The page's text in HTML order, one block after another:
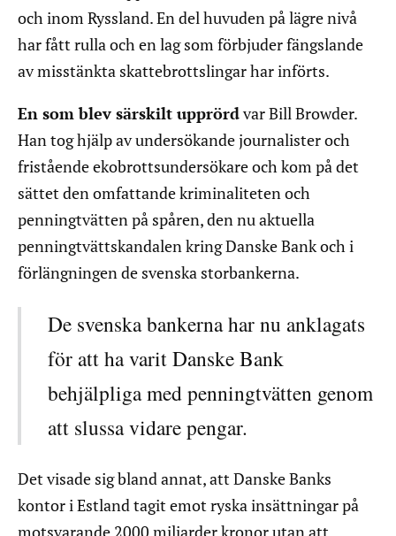
och inom Ryssland. En del huvuden på lägre nivå
har fått rulla och en lag som förbjuder fängslande
av misstänkta skattebrottslingar har införts.
En som blev särskilt upprördvar Bill Browder.
Han tog hjälp av undersökande journalister och
fristående ekobrottsundersökare och kom på det
sättet den omfattande kriminaliteten och
penningtvätten på spåren, den nu aktuella
penningtvättskandalen kring Danske Bank och i
förlängningen de svenska storbankerna.
De svenska bankerna har nu anklagats
för att ha varit Danske Bank
behjälpliga med penningtvätten genom
att slussa vidare pengar.
Det visade sig bland annat, att Danske Banks
kontor i Estland tagit emot ryska insättningar på
motsvarande 2000 miljarder kronor utan att